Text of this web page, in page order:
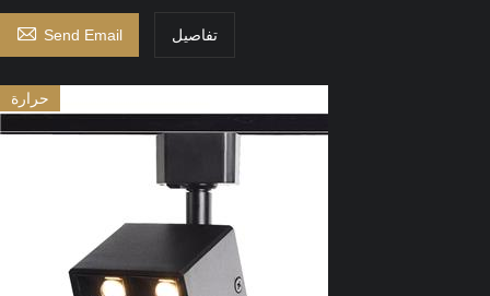
 Send Email تفاصيل
حرارة